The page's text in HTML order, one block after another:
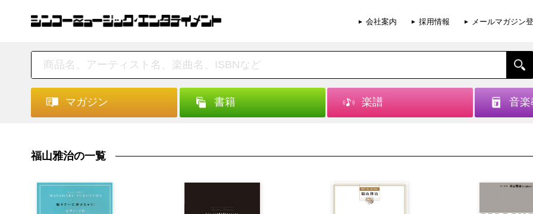
会社案内 採用情報 メールマガジン
マガジン 書籍 楽譜 音楽
福山雅治の一覧